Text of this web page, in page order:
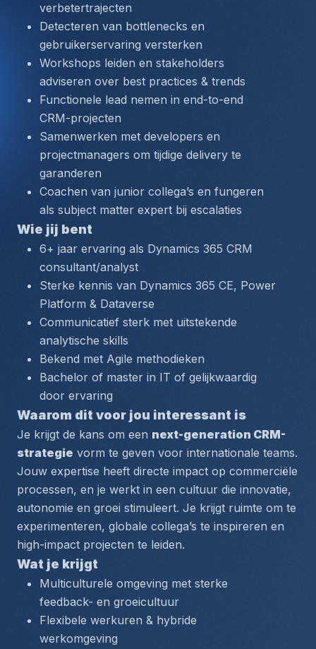
verbetertrajecten
Detecteren van bottlenecks en
gebruikerservaring versterken
Workshops leiden en stakeholders
adviseren over best practices & trends
Functionele lead nemen in end-to-end
CRM-projecten
Samenwerken met developers en
projectmanagers om tijdige delivery te
garanderen
Coachen van junior collega’s en fungeren
als subject matter expert bij escalaties
Wie jij bent
6+ jaar ervaring als Dynamics 365 CRM
consultant/analyst
Sterke kennis van Dynamics 365 CE, Power
Platform & Dataverse
Communicatief sterk met uitstekende
analytische skills
Bekend met Agile methodieken
Bachelor of master in IT of gelijkwaardig
door ervaring
Waarom dit voor jou interessant is
Je krijgt de kans om een next-generation CRM-
strategie vorm te geven voor internationale teams.
Jouw expertise heeft directe impact op commerciële
processen, en je werkt in een cultuur die innovatie,
autonomie en groei stimuleert. Je krijgt ruimte om te
experimenteren, globale collega’s te inspireren en
high-impact projecten te leiden.
Wat je krijgt
Multiculturele omgeving met sterke
feedback- en groeicultuur
Flexibele werkuren & hybride
werkomgeving